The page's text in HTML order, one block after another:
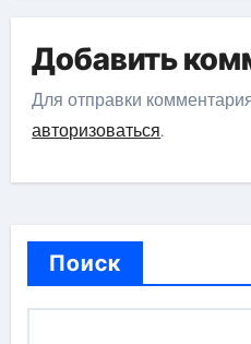
Добавить
Для отправки
авторизоваться.
Поиск